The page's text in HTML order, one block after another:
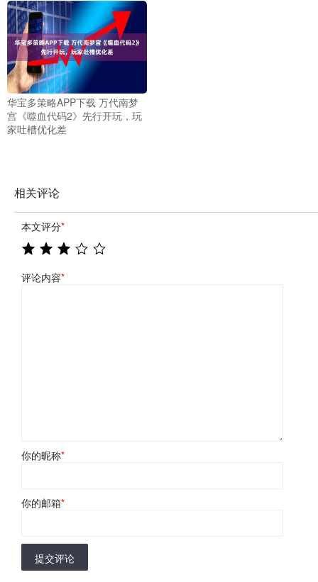
华宝多策略APP下载 万代南梦
宫《噬血代码2》先行开玩，玩
家吐槽优化差
相关评论
本文评分*
评论内容*
你的昵称*
你的邮箱*
提交评论